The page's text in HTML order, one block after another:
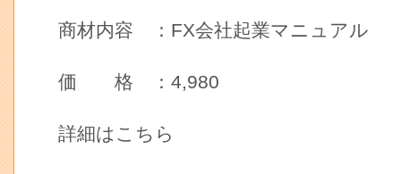
商材内容 ：FX会社起業マニュアル
価 格 ：4,980
詳細はこちら